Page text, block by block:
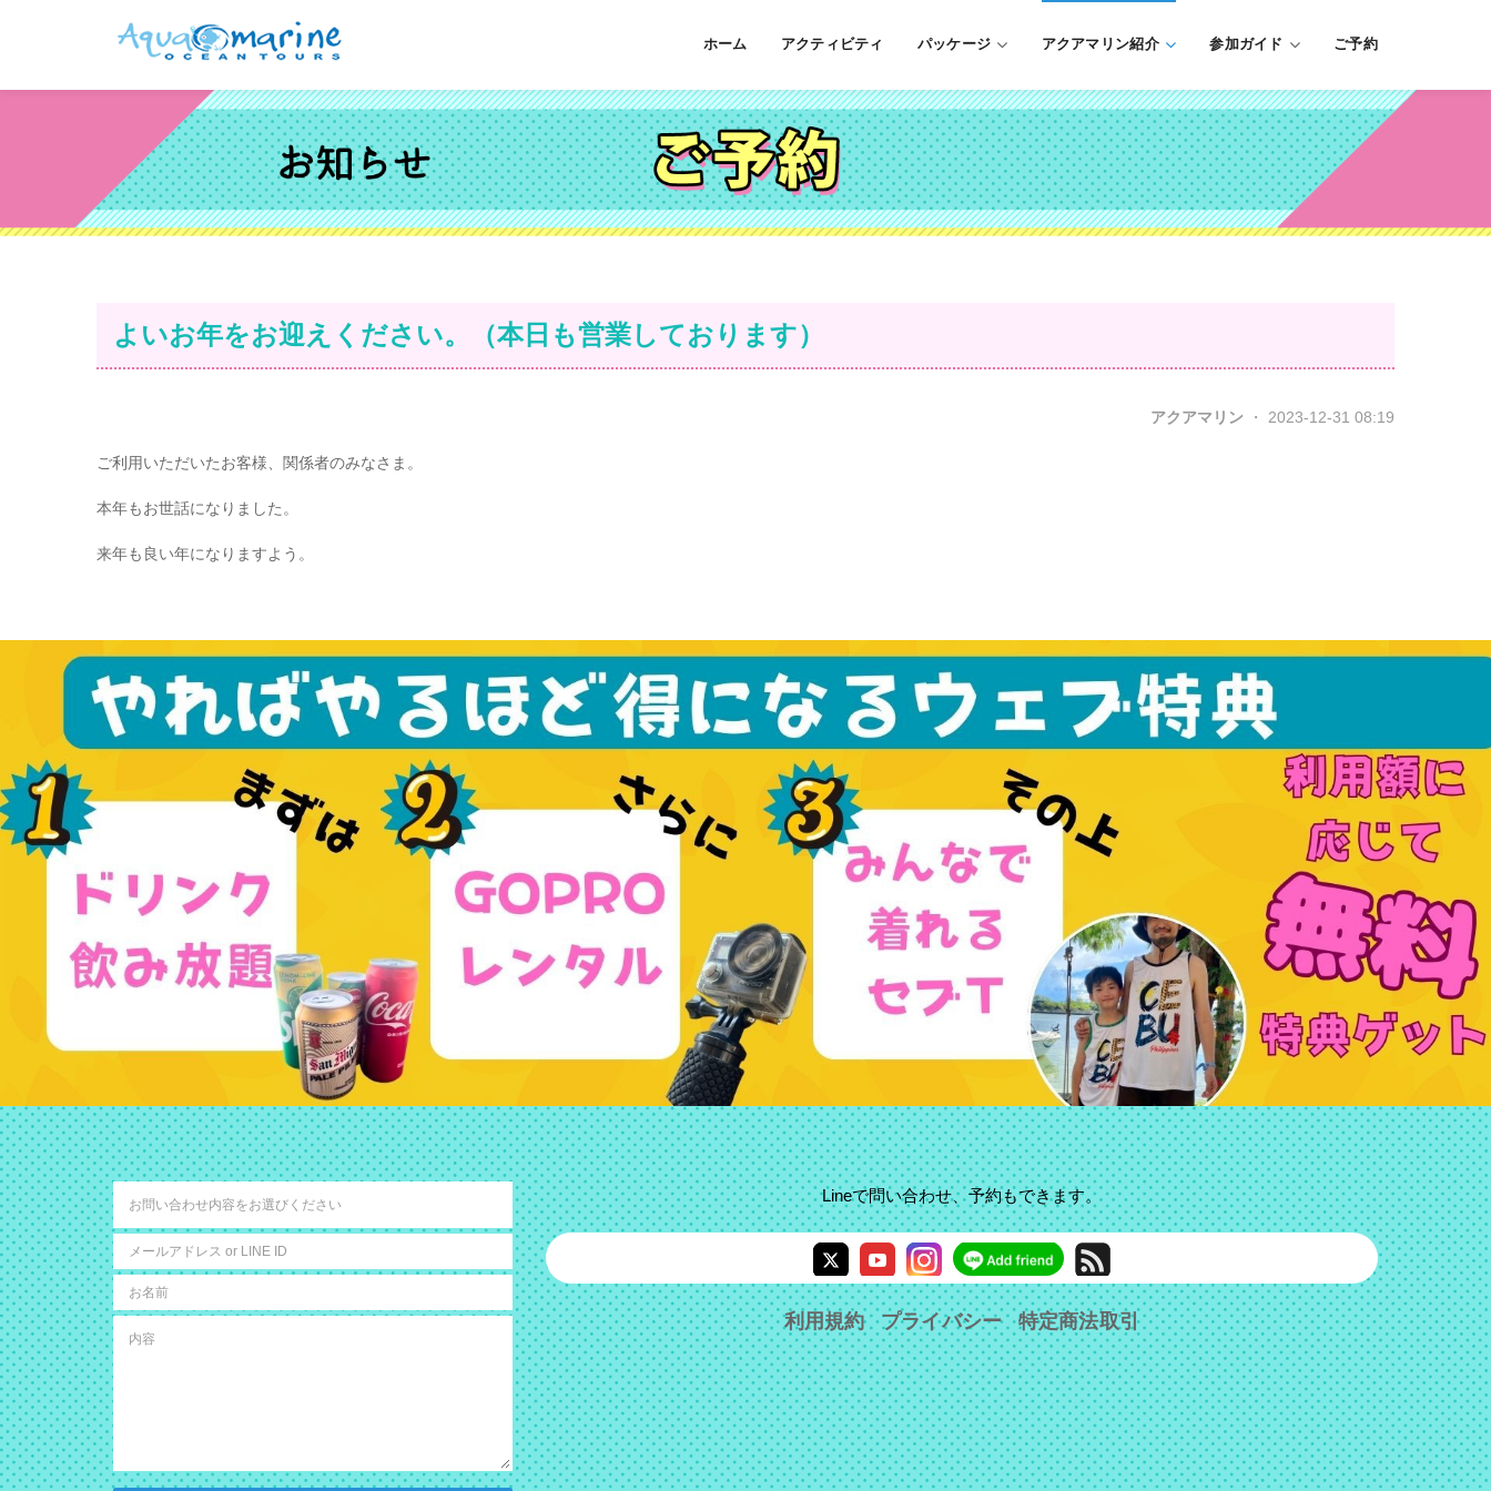
ホーム アクティビティ パッケージ アクアマリン紹介 参加ガイド ご予約
よいお年をお迎えください。（本日も営業しております）
アクアマリン ・ 2023-12-31 08:19
ご利用いただいたお客様、関係者のみなさま。
本年もお世話になりました。
来年も良い年になりますよう。
Lineで問い合わせ、予約もできます。
利用規約 プライバシー 特定商法取引